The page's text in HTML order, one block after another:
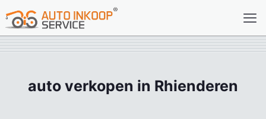
auto verkopen in Rhienderen